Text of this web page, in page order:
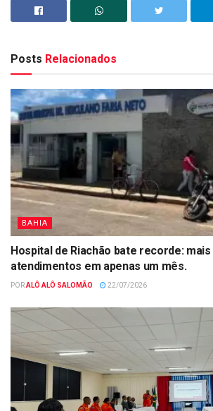
Posts Relacionados
BAHIA
Hospital de Riachão bate recorde: mais
atendimentos em apenas um mês.
PORALÔ ALÔ SALOMÃO 22/07/2026